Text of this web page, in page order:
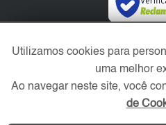
Redes
Utilizamos cookies para
uma melhor
Ao navegar neste site, você
de